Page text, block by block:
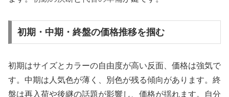
初期・中期・終盤の価格推移を掴む
初期はサイズとカラーの自由度が高い反面、価格は強気で
す。中期は人気色が薄く、別色が残る傾向があります。終
盤は再入荷や後継の話題が影響し、価格が揺れます。自分